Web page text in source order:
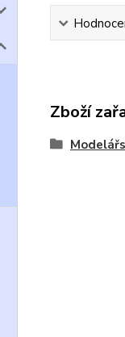
Zboží